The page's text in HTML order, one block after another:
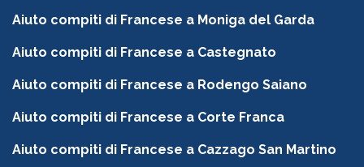
Aiuto compiti di Francese a Moniga del Garda
Aiuto compiti di Francese a Castegnato
Aiuto compiti di Francese a Rodengo Saiano
Aiuto compiti di Francese a Corte Franca
Aiuto compiti di Francese a Cazzago San Martino